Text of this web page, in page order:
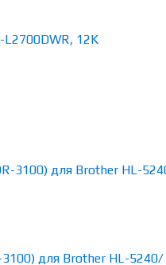
для Brother HL-5240/